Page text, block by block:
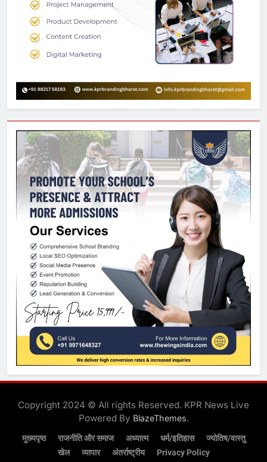
Copyright 2024 © All rights Reserved. KPR News Live
Powered By BlazeThemes.
मुख्यपृष्ठ राजनीति और समाज अध्यात्म धर्म/इतिहास
ज्योतिष/वास्तु
खेल
व्यापार अंतर्राष्ट्रीय Privacy Policy